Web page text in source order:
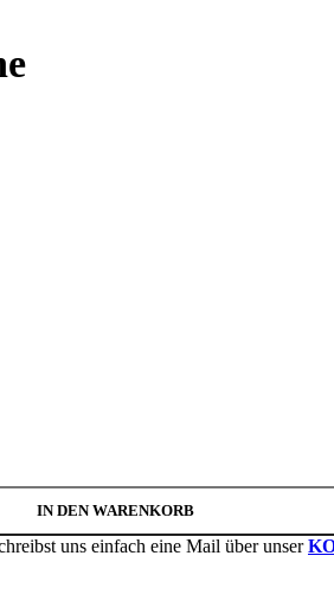
IN DEN WARENKORB
uns einfach eine Mail über unser